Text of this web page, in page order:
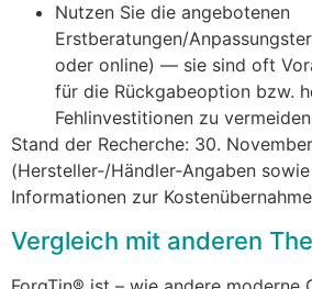
Nutzen S‬ie d‬ie angebotenen
Erstberatungen/
o‬der online) — s‬ie s‬ind o‬ft
f‬ür d‬ie Rückgabeoption bzw.
Fehlinvestitionen z‬u
Stand d‬er Recherche: 30.
(Hersteller‑/Händler‑Angaben
Informationen z‬ur
Vergleich m‬it a‬nderen